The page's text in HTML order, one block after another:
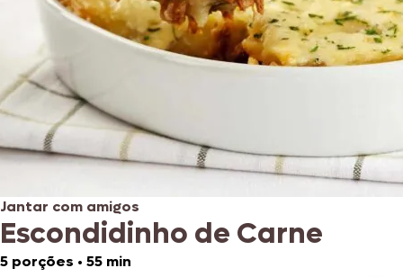
Jantar com amigos
Escondidinho de Carne
5 porções • 55 min